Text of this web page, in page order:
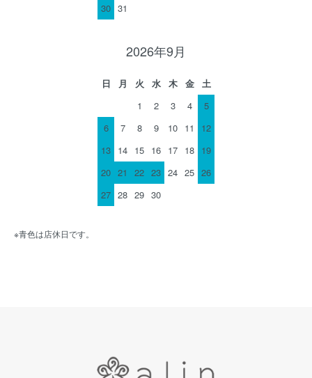
30 31
2026年9月
日 月 火 水 木 金
土
1
2 3 4
5
6
7 8 9 10 11
12
13 14 15 16 17 18 19
20 21 22 23 24 25 26
27 28 29 30
※青色は店休日です。